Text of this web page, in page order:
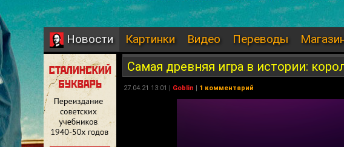
Новости Картинки Видео Переводы
Самая древняя игра в истории:
27.04.21 13:01 | Goblin | 1 комментарий